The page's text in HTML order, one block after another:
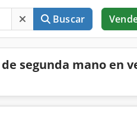
Buscar
segunda mano en